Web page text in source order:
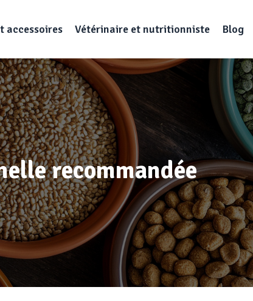
accessoires Vétérinaire et nutritionniste Blog
recommandée